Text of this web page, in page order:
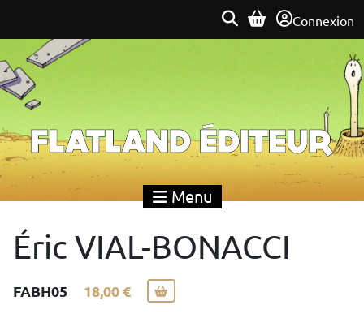
Connexion
Flatland Éditeur
Menu
Éric VIAL-BONACCI
FABH05 18,00 €